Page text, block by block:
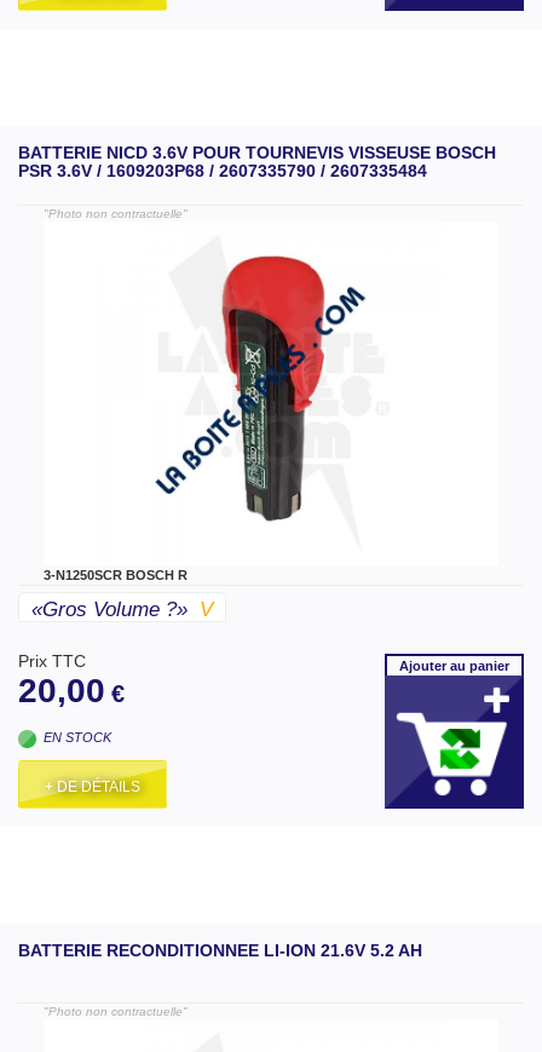
BATTERIE NICD 3.6V POUR TOURNEVIS VISSEUSE BOSCH
PSR 3.6V / 1609203P68 / 2607335790 / 2607335484
"Photo non contractuelle"
3-N1250SCR BOSCH R
«gros Volume ?» V
Prix TTC
20,00 €
EN STOCK
+ DE DÉTAILS
Ajouterau panier
BATTERIE RECONDITIONNEE LI-ION 21.6V 5.2 AH
"Photo non contractuelle"